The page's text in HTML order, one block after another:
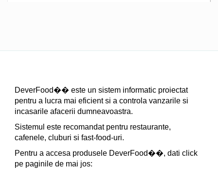
DeverFood�� este un sistem informatic proiectat
pentru a lucra mai eficient si a controla vanzarile si
incasarile afacerii dumneavoastra.
Sistemul este recomandat pentru restaurante,
cafenele, cluburi si fast-food-uri.
Pentru a accesa produsele DeverFood��, dati click
pe paginile de mai jos: